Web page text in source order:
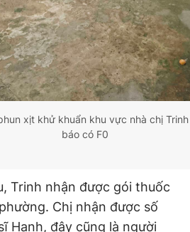
xịt khử khuẩn khu vực nhà chị
báo có F0
Trinh nhận được gói thuốc
Chị nhận được số
Hạnh, đây cũng là người